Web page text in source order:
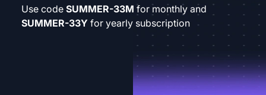
Use code SUMMER-33M for monthly and
SUMMER-33Y for yearly subscription